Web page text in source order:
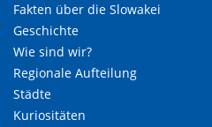
Fakten über die Slowakei
Geschichte
Wie sind wir?
Regionale Aufteilung
Städte
Kuriositäten